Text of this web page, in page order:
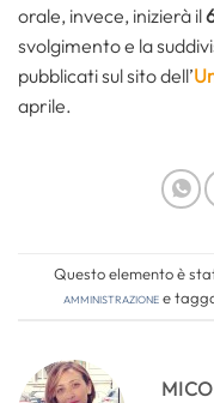
orale, invece, inizierà il
svolgimento e la
pubblicati sul sito dell’
aprile.
Questo elemento è
amministrazionee